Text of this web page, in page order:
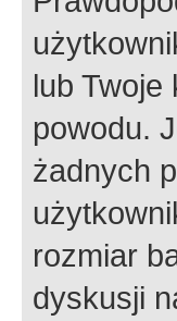
lub Twoje
powodu.
żadnych
rozmiar
dyskusji